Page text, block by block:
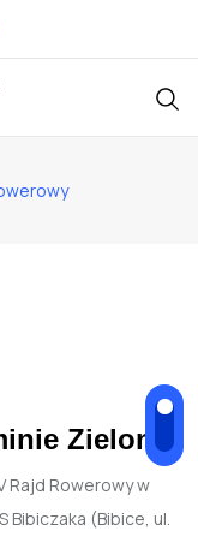
Zielonki
Rajd Rowerowy w
Bibiczaka (Bibice, ul.